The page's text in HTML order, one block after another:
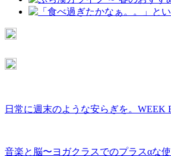
日常に週末のような安らぎを。WEEK
音楽と脳〜ヨガクラスでのプラスαな